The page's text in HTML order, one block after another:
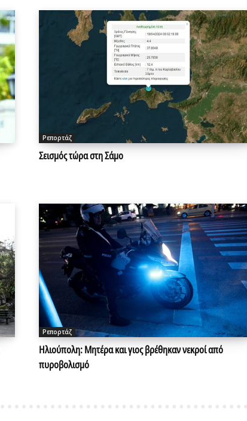
Ρεπορτάζ
Σεισμός τώρα στη Σάμο
Ρεπορτάζ
Ηλιούπολη: Μητέρα και γιος βρέθηκαν νεκροί από
πυροβολισμό